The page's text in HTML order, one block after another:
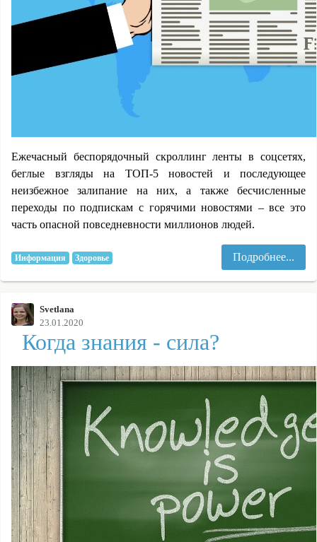
Ежечасный беспорядочный скроллинг ленты в соцсетях,
беглые взгляды на ТОП-5 новостей и последующее
неизбежное залипание на них, а также бесчисленные
переходы по подпискам с горячими новостями – все это
часть опасной повседневности миллионов людей.
Информация Здоровье Подробнее...
Svetlana
23.01.2020
Когда знания - сила?